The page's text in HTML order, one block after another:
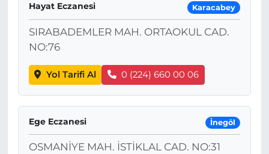
Hayat Eczanesi Karacabey
SIRABADEMLER MAH. ORTAOKUL CAD.
NO:76
Yol Tarifi Al 0 (224) 660 00 06
Ege Eczanesi İnegöl
OSMANİYE MAH. İSTİKLAL CAD. NO:31